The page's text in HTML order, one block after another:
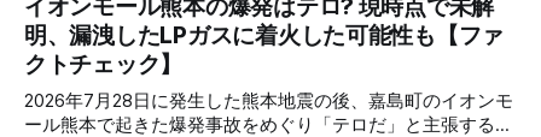
イオンモール熊本の爆発はテロ? 現時点で未解
明、漏洩したLPガスに着火した可能性も【ファ
クトチェック】
2026年7月28日に発生した熊本地震の後、嘉島町のイオンモ
ール熊本で起きた爆発事故をめぐり「テロだ」と主張する投